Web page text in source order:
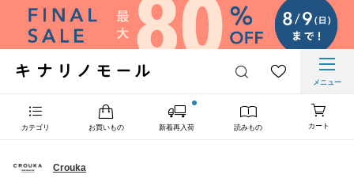
メニュー
カテゴリ お買いもの 新着再入荷 読みもの カート
Crouka